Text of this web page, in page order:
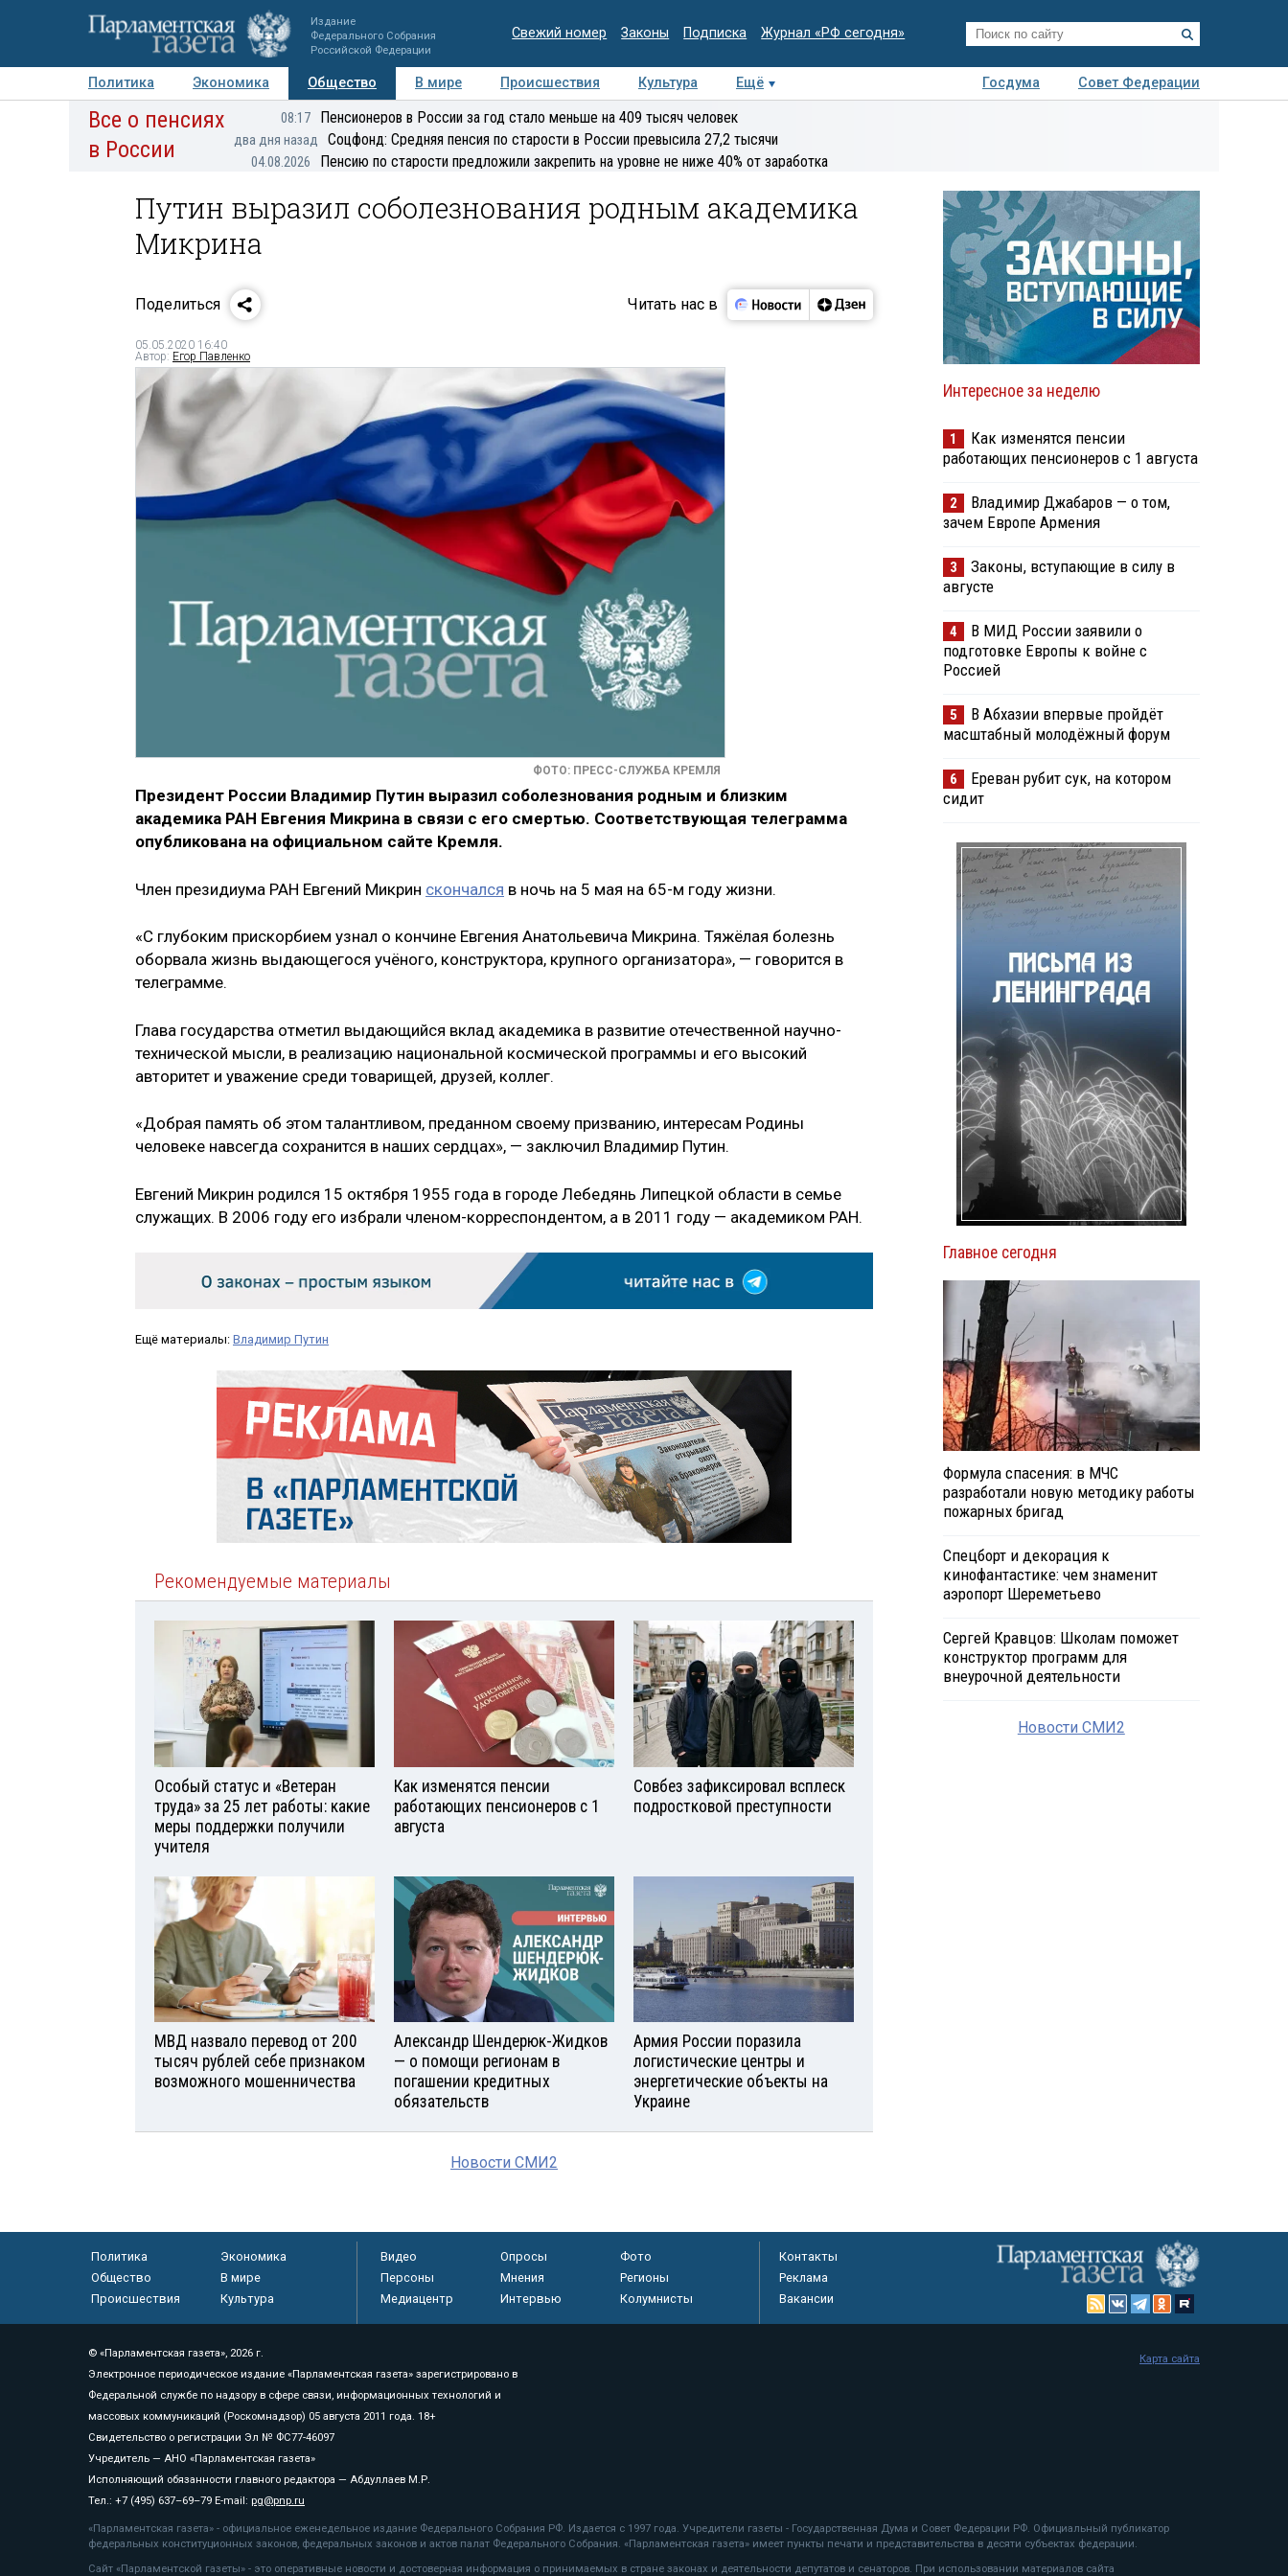
Издание
Федерального Собрания
Российской Федерации
Свежий номер Законы Подписка Журнал «РФ сегодня»
Политика Экономика Общество В мире Происшествия Культура Ещё Госдума
Совет Федерации
Авторы Персоны Мнения Регионы Медиацентр Интервью Колумнисты
Все о пенсиях
в России
08:17 Пенсионеров в России за год стало меньше на 409 тысяч человек
два дня назад Соцфонд: Средняя пенсия по старости в России превысила 27,2 тысячи
04.08.2026 Пенсию по старости предложили закрепить на уровне не ниже 40% от заработка
Путин выразил соболезнования родным академика
Микрина
Поделиться Читать нас в
05.05.2020 16:40
Автор: Егор Павленко
ФОТО: ПРЕСС-СЛУЖБА КРЕМЛЯ
Президент России Владимир Путин выразил соболезнования родным и близким
академика РАН Евгения Микрина в связи с его смертью. Соответствующая телеграмма
опубликована на официальном сайте Кремля.
Член президиума РАН Евгений Микрин скончался в ночь на 5 мая на 65-м году жизни.
«С глубоким прискорбием узнал о кончине Евгения Анатольевича Микрина. Тяжёлая болезнь
оборвала жизнь выдающегося учёного, конструктора, крупного организатора», — говорится в
телеграмме.
Глава государства отметил выдающийся вклад академика в развитие отечественной научно-
технической мысли, в реализацию национальной космической программы и его высокий
авторитет и уважение среди товарищей, друзей, коллег.
«Добрая память об этом талантливом, преданном своему призванию, интересам Родины
человеке навсегда сохранится в наших сердцах», — заключил Владимир Путин.
Евгений Микрин родился 15 октября 1955 года в городе Лебедянь Липецкой области в семье
служащих. В 2006 году его избрали членом-корреспондентом, а в 2011 году — академиком РАН.
Ещё материалы: Владимир Путин
Рекомендуемые материалы
Особый статус и «Ветеран
труда» за 25 лет работы: какие
меры поддержки получили
учителя
Как изменятся пенсии
работающих пенсионеров с 1
августа
Совбез зафиксировал всплеск
подростковой преступности
МВД назвало перевод от 200
тысяч рублей себе признаком
возможного мошенничества
Александр Шендерюк-Жидков
— о помощи регионам в
погашении кредитных
обязательств
Армия России поразила
логистические центры и
энергетические объекты на
Украине
Новости СМИ2
Интересное за неделю
1
Как изменятся пенсии
работающих пенсионеров с 1 августа
2
Владимир Джабаров — о том,
зачем Европе Армения
3
Законы, вступающие в силу в
августе
4
В МИД России заявили о
подготовке Европы к войне с
Россией
5
В Абхазии впервые пройдёт
масштабный молодёжный форум
6
Ереван рубит сук, на котором
сидит
Главное сегодня
Формула спасения: в МЧС
разработали новую методику работы
пожарных бригад
Спецборт и декорация к
кинофантастике: чем знаменит
аэропорт Шереметьево
Сергей Кравцов: Школам поможет
конструктор программ для
внеурочной деятельности
Новости СМИ2
Политика
Экономика
Общество
В мире
Происшествия
Культура
Видео Опросы
Фото
Персоны
Мнения
Регионы
Медиацентр
Интервью Колумнисты
Контакты
Реклама
Вакансии
© «Парламентская газета», 2026 г.
Электронное периодическое издание «Парламентская газета» зарегистрировано в
Федеральной службе по надзору в сфере связи, информационных технологий и
массовых коммуникаций (Роскомнадзор) 05 августа 2011 года. 18+
Свидетельство о регистрации Эл № ФС77-46097
Учредитель — АНО «Парламентская газета»
Исполняющий обязанности главного редактора — Абдуллаев М.Р.
Тел.: +7 (495) 637–69–79 E-mail: pg@pnp.ru
«Парламентская газета» - официальное еженедельное издание Федерального Собрания РФ. Издается с 1997 года. Учредители газеты - Государственная Дума и Совет Федерации РФ. Официальный публикатор
федеральных конституционных законов, федеральных законов и актов палат Федерального Собрания. «Парламентская газета» имеет пункты печати и представительства в десяти субъектах федерации.
Сайт «Парламентской газеты» - это оперативные новости и достоверная информация о принимаемых в стране законах и деятельности депутатов и сенаторов. При использовании материалов сайта
Карта сайта